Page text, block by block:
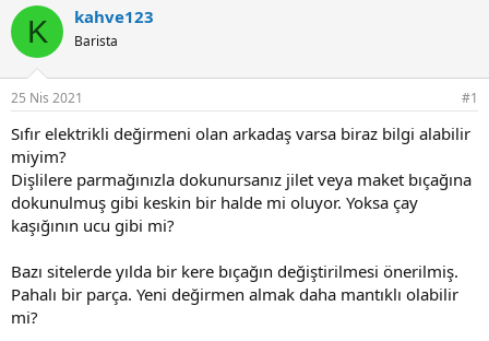
n
u
u
b
a
ş
l
a
t
a
n
ş
ı
ç
r
i
h
K kahve123
Barista
25 Nis 2021 #1
Sıfır elektrikli değirmeni olan arkadaş varsa biraz bilgi alabilir
miyim?
Dişlilere parmağınızla dokunursanız jilet veya maket bıçağına
dokunulmuş gibi keskin bir halde mi oluyor. Yoksa çay
kaşığının ucu gibi mi?
Bazı sitelerde yılda bir kere bıçağın değiştirilmesi önerilmiş.
Pahalı bir parça. Yeni değirmen almak daha mantıklı olabilir
mi?